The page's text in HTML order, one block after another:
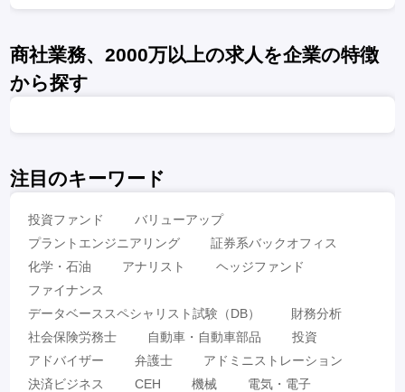
商社業務、2000万以上の求人を企業の特徴
から探す
注目のキーワード
投資ファンド
バリューアップ
プラントエンジニアリング
証券系バックオフィス
化学・石油
アナリスト
ヘッジファンド
ファイナンス
データベーススペシャリスト試験（DB）
財務分析
社会保険労務士
自動車・自動車部品
投資
アドバイザー
弁護士
アドミニストレーション
決済ビジネス
CEH 機械 電気・電子